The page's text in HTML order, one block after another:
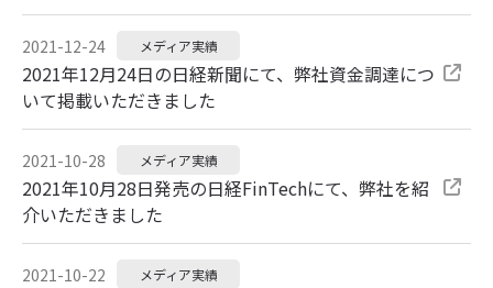
2021-12-24 メディア実績
2021年12月24日の日経新聞にて、弊社資金調達につ
いて掲載いただきました
2021-10-28 メディア実績
2021年10月28日発売の日経FinTechにて、弊社を紹
介いただきました
2021-10-22 メディア実績